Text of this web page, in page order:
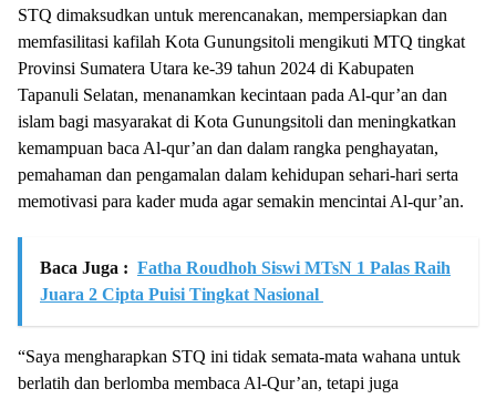
STQ dimaksudkan untuk merencanakan, mempersiapkan dan
memfasilitasi kafilah Kota Gunungsitoli mengikuti MTQ tingkat
Provinsi Sumatera Utara ke-39 tahun 2024 di Kabupaten
Tapanuli Selatan, menanamkan kecintaan pada Al-qur’an dan
islam bagi masyarakat di Kota Gunungsitoli dan meningkatkan
kemampuan baca Al-qur’an dan dalam rangka penghayatan,
pemahaman dan pengamalan dalam kehidupan sehari-hari serta
memotivasi para kader muda agar semakin mencintai Al-qur’an.
Baca Juga : Fatha Roudhoh Siswi MTsN 1 Palas Raih
Juara 2 Cipta Puisi Tingkat Nasional
“Saya mengharapkan STQ ini tidak semata-mata wahana untuk
berlatih dan berlomba membaca Al-Qur’an, tetapi juga